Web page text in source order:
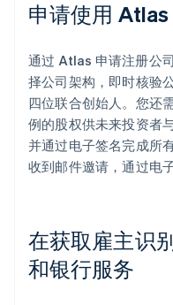
申请使用 Atlas
通过 Atlas 申请注册公
择公司架构，即时核验
四位联合创始人。您还
例的股权供未来投资者
并通过电子签名完成所
收到邮件邀请，通过电
在获取雇主识
和银行服务